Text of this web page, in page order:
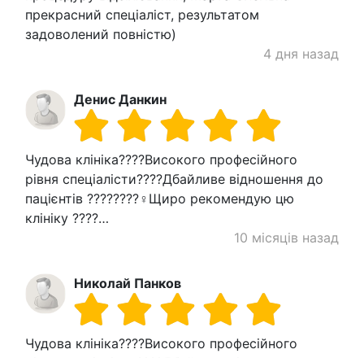
прекрасний спеціаліст, результатом
задоволений повністю)
4 дня назад
Денис Данкин
Чудова клініка????Високого професійного
рівня спеціалісти????Дбайливе відношення до
пацієнтів ????????‍♀️Щиро рекомендую цю
клініку ????…
10 місяців назад
Николай Πанков
Чудова клініка????Високого професійного